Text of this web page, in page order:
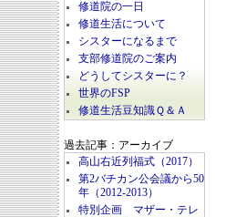
修道院の一日
修道生活について
シスターになるまで
支部修道院のご案内
どうしてシスターに？
世界のFSP
修道生活豆知識Ｑ＆Ａ
過去記事：アーカイブ
高山右近列福式（2017）
第2バチカン公会議から50
年（2012-2013）
特別企画 マザー・テレ